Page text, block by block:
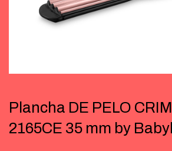
Plancha DE PELO
2165CE 35 mm by